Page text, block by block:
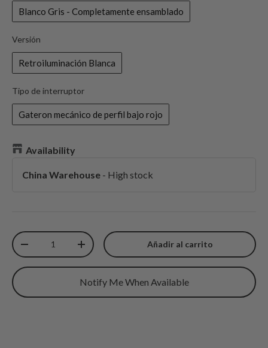
Blanco Gris - Completamente ensamblado
Versión
Retroiluminación Blanca
Tipo de interruptorTipo de interruptor
Gateron mecánico de perfil bajo rojo
Availability
China Warehouse - High stock
Cantidad
Disminuir cantidadAumentar cantidadAñadir al carrito
Notify Me When Available